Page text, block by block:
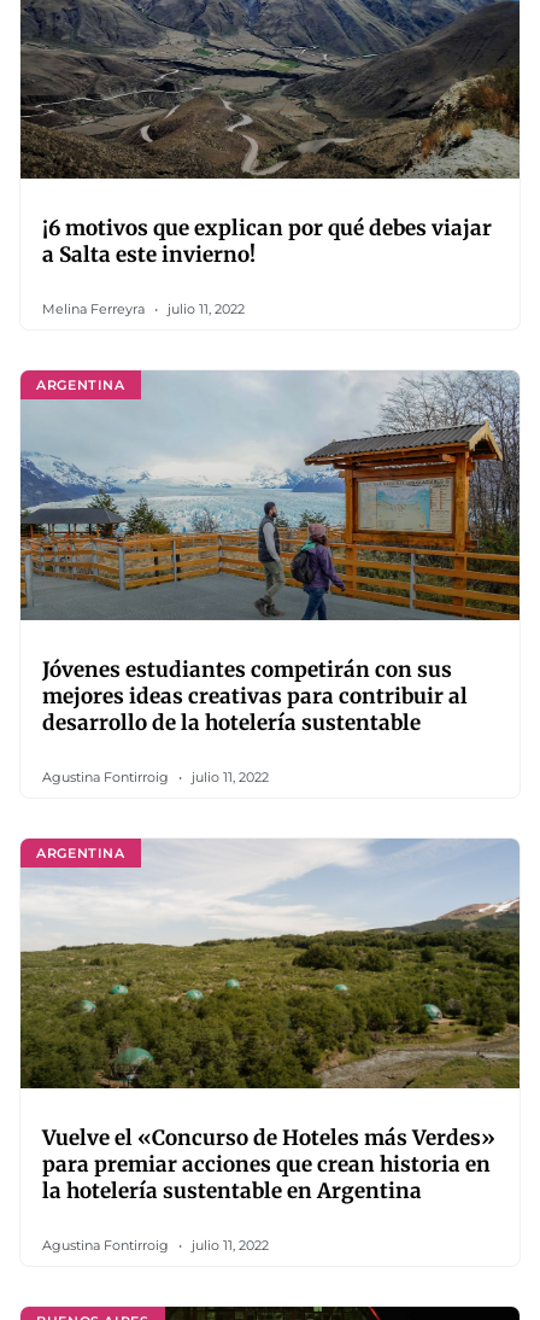
¡6 motivos que explican por qué debes viajar
a Salta este invierno!
Melina Ferreyra julio 11, 2022
ARGENTINA
Jóvenes estudiantes competirán con sus
mejores ideas creativas para contribuir al
desarrollo de la hotelería sustentable
Agustina Fontirroig julio 11, 2022
ARGENTINA
Vuelve el «Concurso de Hoteles más Verdes»
para premiar acciones que crean historia en
la hotelería sustentable en Argentina
Agustina Fontirroig julio 11, 2022